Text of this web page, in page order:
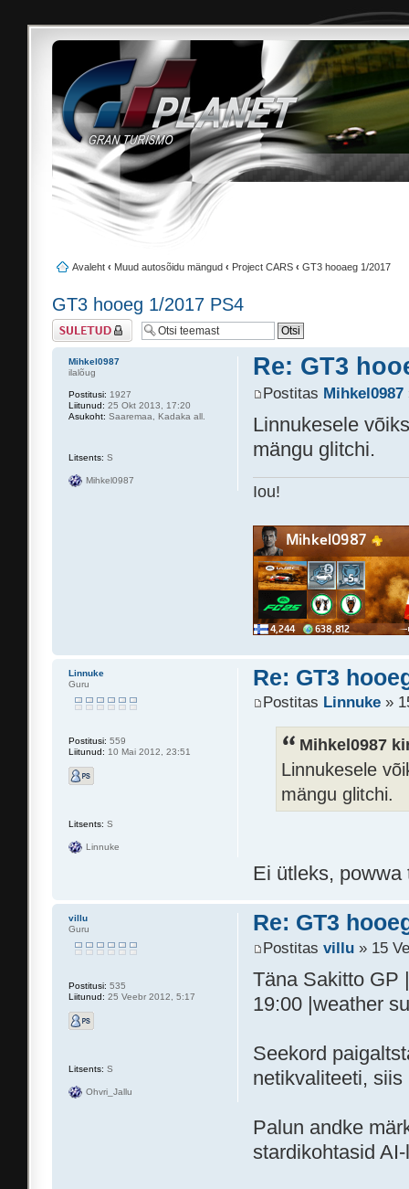
Avaleht ‹ Muud autosõidu mängud ‹ Project CARS ‹ GT3 hooaeg 1/2017
GT3 hooeg 1/2017 PS4
Suletud teema
Re: GT3
Postitas Mihkel0987
Linnukesele
mängu glitchi.
Iou!
Mihkel0987
ilalõug
Postitusi: 1927
Liitunud: 25 Okt 2013, 17:20
Asukoht: Saaremaa, Kadaka all.
Litsents: S
Mihkel0987
Re: GT3
Postitas Linnuke »
Mihkel0987
Linnukesele
mängu glitchi.
Ei ütleks, powwa
Linnuke
Guru
Postitusi: 559
Liitunud: 10 Mai 2012, 23:51
Litsents: S
Linnuke
Re: GT3
Postitasvillu » 15
Täna Sakitto GP
19:00 |weather
Seekord
netikvaliteeti,
Palun andke
stardikohtasid
villu
Guru
Postitusi: 535
Liitunud: 25 Veebr 2012, 5:17
Litsents: S
Ohvri_Jallu